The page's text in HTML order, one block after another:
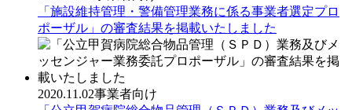
「施設維持管理・警備管理業務に係る事業者選定プロ
ポーザル」の審査結果を掲載いたしました
2020.11.02事業者向け